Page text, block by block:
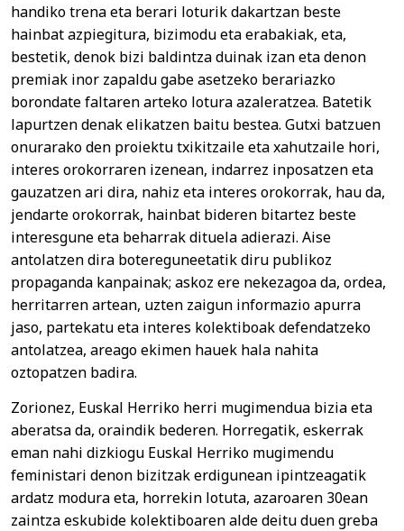
handiko trena eta berari loturik dakartzan beste
hainbat azpiegitura, bizimodu eta erabakiak, eta,
bestetik, denok bizi baldintza duinak izan eta denon
premiak inor zapaldu gabe asetzeko berariazko
borondate faltaren arteko lotura azaleratzea. Batetik
lapurtzen denak elikatzen baitu bestea. Gutxi batzuen
onurarako den proiektu txikitzaile eta xahutzaile hori,
interes orokorraren izenean, indarrez inposatzen eta
gauzatzen ari dira, nahiz eta interes orokorrak, hau da,
jendarte orokorrak, hainbat bideren bitartez beste
interesgune eta beharrak dituela adierazi. Aise
antolatzen dira botereguneetatik diru publikoz
propaganda kanpainak; askoz ere nekezagoa da, ordea,
herritarren artean, uzten zaigun informazio apurra
jaso, partekatu eta interes kolektiboak defendatzeko
antolatzea, areago ekimen hauek hala nahita
oztopatzen badira.
Zorionez, Euskal Herriko herri mugimendua bizia eta
aberatsa da, oraindik bederen. Horregatik, eskerrak
eman nahi dizkiogu Euskal Herriko mugimendu
feministari denon bizitzak erdigunean ipintzeagatik
ardatz modura eta, horrekin lotuta, azaroaren 30ean
zaintza eskubide kolektiboaren alde deitu duen greba